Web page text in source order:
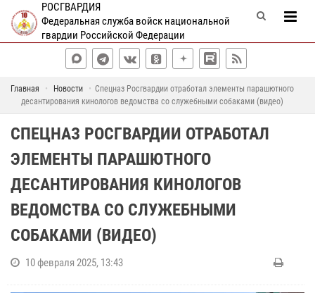
РОСГВАРДИЯ
Федеральная служба войск национальной
гвардии Российской Федерации
Главная Новости
Спецназ Росгвардии отработал элементы парашютного
десантирования кинологов ведомства со служебными собаками (видео)
СПЕЦНАЗ РОСГВАРДИИ ОТРАБОТАЛ
ЭЛЕМЕНТЫ ПАРАШЮТНОГО
ДЕСАНТИРОВАНИЯ КИНОЛОГОВ
ВЕДОМСТВА СО СЛУЖЕБНЫМИ
СОБАКАМИ (ВИДЕО)
10 февраля 2025, 13:43